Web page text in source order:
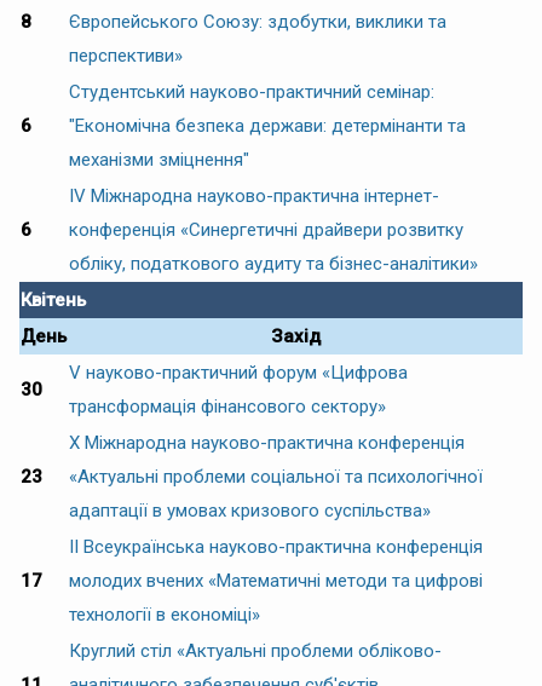
8
Європейського Союзу: здобутки, виклики та
перспективи»
6
Студентський науково-практичний семінар:
"Економічна безпека держави: детермінанти та
механізми зміцнення"
6
IV Міжнародна науково-практична інтернет-
конференція «Синергетичні драйвери розвитку
обліку, податкового аудиту та бізнес-аналітики»
Квітень
День
Захід
30
V науково-практичний форум «Цифрова
трансформація фінансового сектору»
23
Х Міжнародна науково-практична конференція
«Актуальні проблеми соціальної та психологічної
адаптації в умовах кризового суспільства»
17
ІI Всеукраїнська науково-практична конференція
молодих вчених «Математичні методи та цифрові
технології в економіці»
Круглий стіл «Актуальні проблеми обліково-